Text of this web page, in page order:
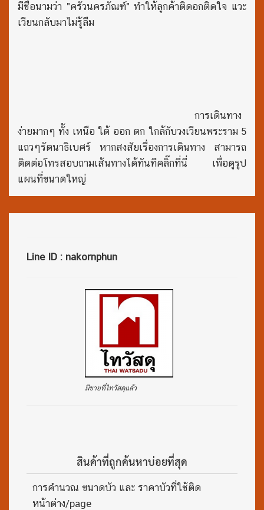
มีชื่อนามว่า "ครัวนครภัณฑ์" ทำให้ลูกค้าติดอกติดใจ แวะ
เวียนกลับมาไม่รู้ลืม
การเดินทาง
ง่ายมากๆ ทั้ง เหนือ ใต้ ออก ตก ใกล้กับวงเวียนพระราม 5
แถวๆรัตนาธิเบศร์ หากสงสัยเรื่องการเดินทาง สามารถ
ติดต่อโทรสอบถามเส้นทางได้ทันทีคลิ๊กที่นี่ เพื่อดูรูป
แผนที่ขนาดใหญ่
Line ID : nakornphun
มีขายที่ไทวัสดุแล้ว
สินค้าที่ถูกค้นหาบ่อยที่สุด
การคำนวณ ขนาดบัว และ ราคาบัวที่ใช้ติด
หน้าต่าง/page